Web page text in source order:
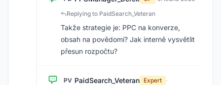
Replying to PaidSearch_Veteran
Takže strategie je: PPC na konverze,
obsah na povědomí? Jak interně vysvětlit
přesun rozpočtu?
PV PaidSearch_Veteran Expert ·